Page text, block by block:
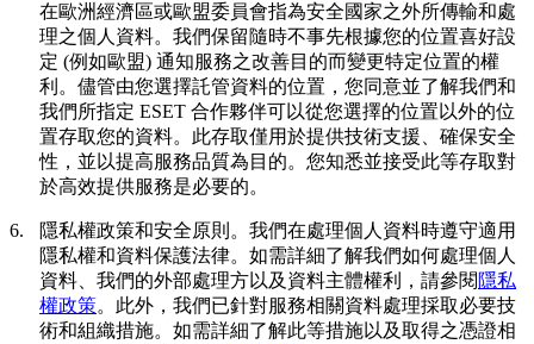
在歐洲經濟區或歐盟委員會指為安全國家之外所傳輸和處
理之個人資料。我們保留隨時不事先根據您的位置喜好設
定 (例如歐盟) 通知服務之改善目的而變更特定位置的權
利。儘管由您選擇託管資料的位置，您同意並了解我們和
我們所指定 ESET 合作夥伴可以從您選擇的位置以外的位
置存取您的資料。此存取僅用於提供技術支援、確保安全
性，並以提高服務品質為目的。您知悉並接受此等存取對
於高效提供服務是必要的。
6. 隱私權政策和安全原則。 我們在處理個人資料時遵守適用
隱私權和資料保護法律。如需詳細了解我們如何處理個人
資料、我們的外部處理方以及資料主體權利，請參閱 隱私
權政策。此外，我們已針對服務相關資料處理採取必要技
術和組織措施。如需詳細了解此等措施以及取得之憑證相